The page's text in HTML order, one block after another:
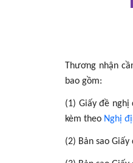
Thương nhận
bao gồm:
(1) Giấy đề nghị
kèm theo Nghị
(2) Bản sao